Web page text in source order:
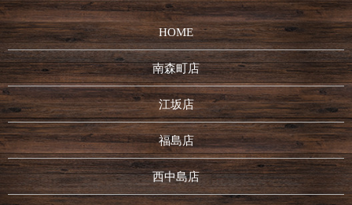
HOME
南森町店
江坂店
福島店
西中島店